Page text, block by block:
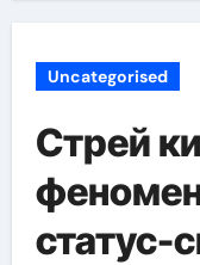
Uncategorised
Стрей
статус-